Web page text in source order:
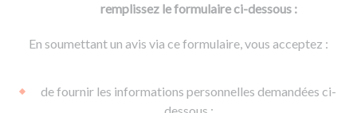
remplissez le formulaire ci-dessous :
En soumettant un avis via ce formulaire, vous acceptez :
de fournir les informations personnelles demandées ci-